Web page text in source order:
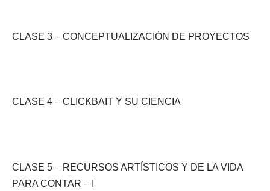
CLASE 3 – CONCEPTUALIZACIÓN DE PROYECTOS
CLASE 4 – CLICKBAIT Y SU CIENCIA
CLASE 5 – RECURSOS ARTÍSTICOS Y DE LA VIDA
PARA CONTAR – I